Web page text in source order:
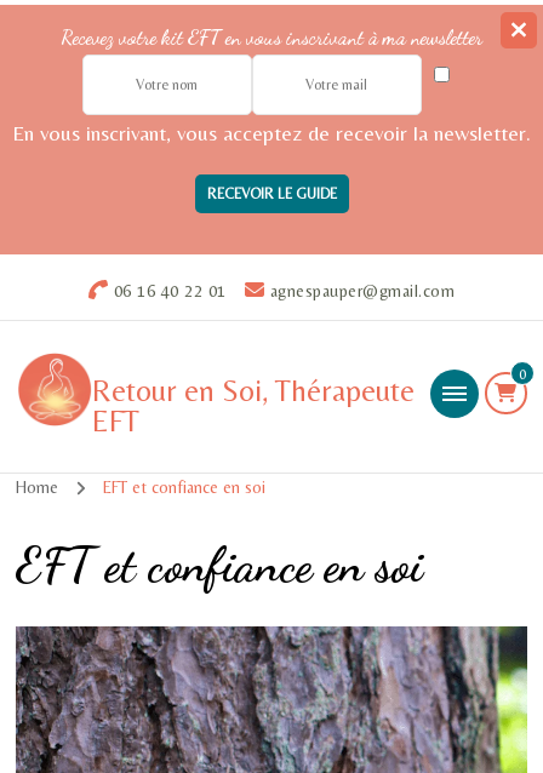
Recevez votre kit EFT en vous inscrivant à ma newsletter
En vous inscrivant, vous acceptez de recevoir la newsletter.
06 16 40 22 01 agnespauper@gmail.com
Retour en Soi, Thérapeute
EFT
0
Home EFT et confiance en soi
EFT et confiance en soi